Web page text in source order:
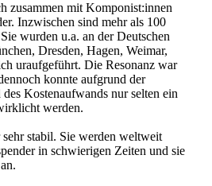
zusammen mit Komponist:innen
Inzwischen sind mehr als 100
wurden u.a. an der Deutschen
Dresden, Hagen, Weimar,
uraufgeführt. Die Resonanz war
konnte aufgrund der
Kostenaufwands nur selten ein
werden.
stabil. Sie werden weltweit
in schwierigen Zeiten und sie